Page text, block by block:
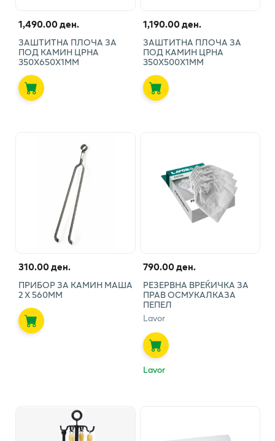
1,490.00 ден.
ЗАШТИТНА ПЛОЧА ЗА
ПОД КАМИН ЦРНА
350Х650Х1ММ
1,190.00 ден.
ЗАШТИТНА ПЛОЧА ЗА
ПОД КАМИН ЦРНА
350Х500Х1ММ
310.00 ден.
ПРИБОР ЗА КАМИН МАША
2 Х 560ММ
790.00 ден.
РЕЗЕРВНА ВРЕЌИЧКА ЗА
ПРАВ ОСМУКАЛКАЗА
ПЕПЕЛ
Lavor
Lavor